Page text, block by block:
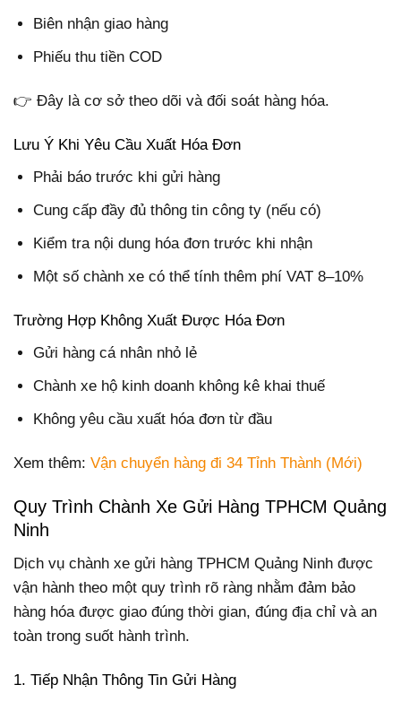
Biên nhận giao hàng
Phiếu thu tiền COD
👉 Đây là cơ sở theo dõi và đối soát hàng hóa.
Lưu Ý Khi Yêu Cầu Xuất Hóa Đơn
Phải báo trước khi gửi hàng
Cung cấp đầy đủ thông tin công ty (nếu có)
Kiểm tra nội dung hóa đơn trước khi nhận
Một số chành xe có thể tính thêm phí VAT 8–10%
Trường Hợp Không Xuất Được Hóa Đơn
Gửi hàng cá nhân nhỏ lẻ
Chành xe hộ kinh doanh không kê khai thuế
Không yêu cầu xuất hóa đơn từ đầu
Xem thêm: Vận chuyển hàng đi 34 Tỉnh Thành (Mới)
Quy Trình Chành Xe Gửi Hàng TPHCM Quảng
Ninh
Dịch vụ chành xe gửi hàng TPHCM Quảng Ninh được
vận hành theo một quy trình rõ ràng nhằm đảm bảo
hàng hóa được giao đúng thời gian, đúng địa chỉ và an
toàn trong suốt hành trình.
1. Tiếp Nhận Thông Tin Gửi Hàng